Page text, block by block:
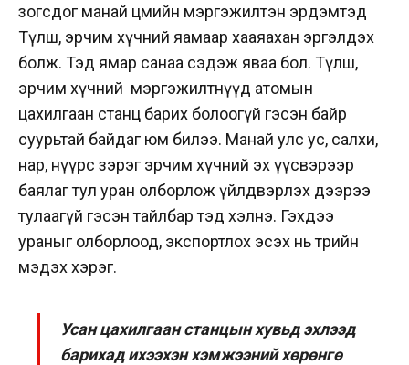
зогсдог манай цөмийн мэргэжилтэн эрдэмтэд
Түлш, эрчим хүчний яамаар хааяахан эргэлдэх
болж. Тэд ямар санаа сэдэж яваа бол. Түлш,
эрчим хүчний мэргэжилтнүүд атомын
цахилгаан станц барих болоогүй гэсэн байр
суурьтай байдаг юм билээ. Манай улс ус, салхи,
нар, нүүрс зэрэг эрчим хүчний эх үүсвэрээр
баялаг тул уран олборлож үйлдвэрлэх дээрээ
тулаагүй гэсэн тайлбар тэд хэлнэ. Гэхдээ
ураныг олборлоод, экспортлох эсэх нь төрийн
мэдэх хэрэг.
Усан цахилгаан станцын хувьд эхлээд
барихад ихээхэн хэмжээний хөрөнгө